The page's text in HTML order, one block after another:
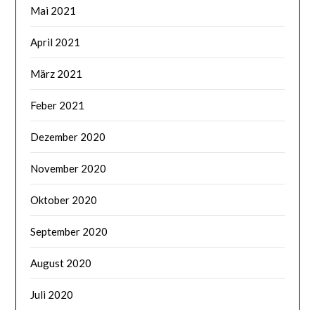
Mai 2021
April 2021
März 2021
Feber 2021
Dezember 2020
November 2020
Oktober 2020
September 2020
August 2020
Juli 2020